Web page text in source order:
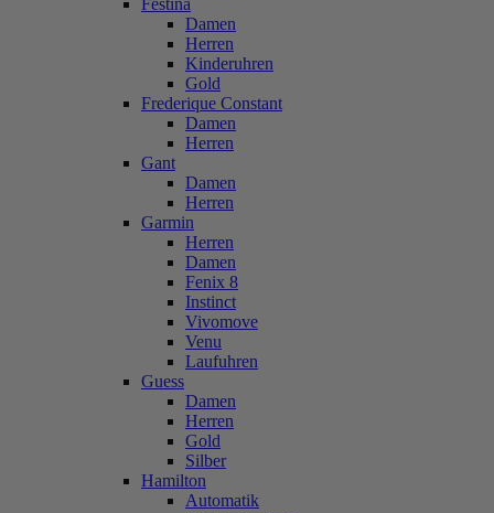
Festina
Damen
Herren
Kinderuhren
Gold
Frederique Constant
Damen
Herren
Gant
Damen
Herren
Garmin
Herren
Damen
Fenix 8
Instinct
Vivomove
Venu
Laufuhren
Guess
Damen
Herren
Gold
Silber
Hamilton
Automatik